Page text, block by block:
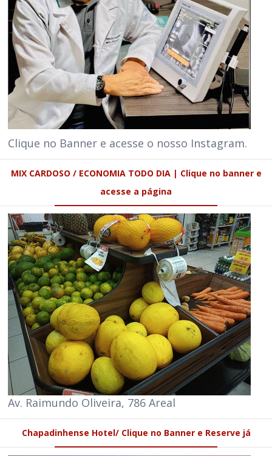
Clique no Banner e acesse o nosso Instagram.
MIX CARDOSO / ECONOMIA TODO DIA | Clique no banner e
acesse a página
Av. Raimundo Oliveira, 786 Areal
Chapadinhense Hotel/ Clique no Banner e Reserve já